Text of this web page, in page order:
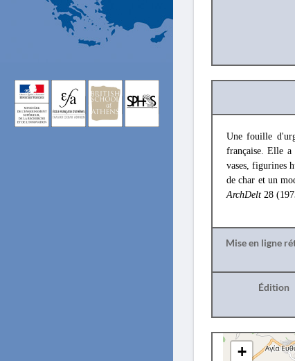
Une fouille
française. Elle
vases, figurines
de char et un
ArchDelt 28
Mise en ligne
Édition
+